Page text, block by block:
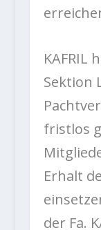
KAFRIL
Sektion
fristlos
Erhalt
der Fa.